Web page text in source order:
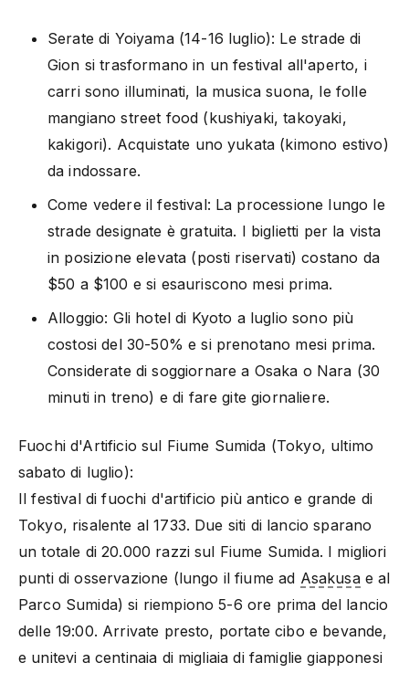
Serate di Yoiyama (14-16 luglio): Le strade di
Gion si trasformano in un festival all'aperto, i
carri sono illuminati, la musica suona, le folle
mangiano street food (kushiyaki, takoyaki,
kakigori). Acquistate uno yukata (kimono estivo)
da indossare.
Come vedere il festival: La processione lungo le
strade designate è gratuita. I biglietti per la vista
in posizione elevata (posti riservati) costano da
$50 a $100 e si esauriscono mesi prima.
Alloggio: Gli hotel di Kyoto a luglio sono più
costosi del 30-50% e si prenotano mesi prima.
Considerate di soggiornare a Osaka o Nara (30
minuti in treno) e di fare gite giornaliere.
Fuochi d'Artificio sul Fiume Sumida (Tokyo, ultimo
sabato di luglio):
Il festival di fuochi d'artificio più antico e grande di
Tokyo, risalente al 1733. Due siti di lancio sparano
un totale di 20.000 razzi sul Fiume Sumida. I migliori
punti di osservazione (lungo il fiume ad Asakusae al
Parco Sumida) si riempiono 5-6 ore prima del lancio
delle 19:00. Arrivate presto, portate cibo e bevande,
e unitevi a centinaia di migliaia di famiglie giapponesi